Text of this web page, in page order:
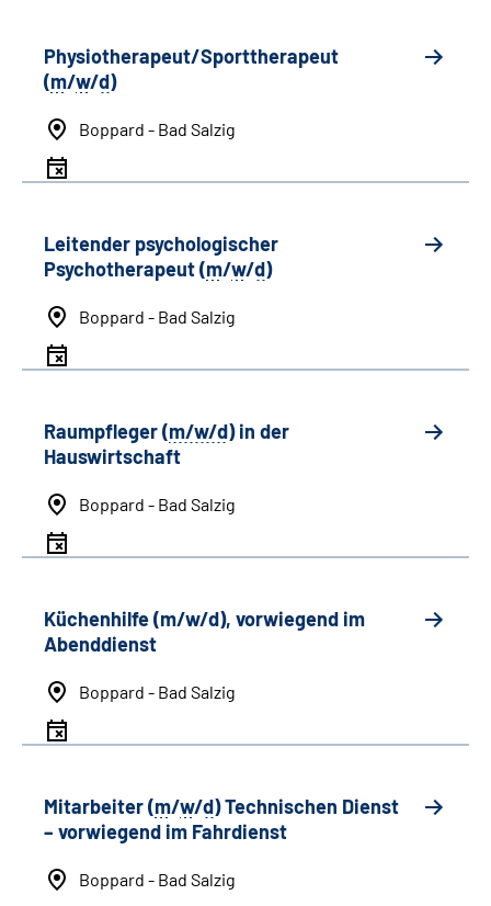
Physiotherapeut/Sporttherapeut
(m/w/d)
Boppard - Bad Salzig
Leitender psychologischer
Psychotherapeut (m/w/d)
Boppard - Bad Salzig
Raumpfleger (m/w/d) in der
Hauswirtschaft
Boppard - Bad Salzig
Küchenhilfe (m/w/d), vorwiegend im
Abenddienst
Boppard - Bad Salzig
Mitarbeiter (m/w/d) Technischen Dienst
– vorwiegend im Fahrdienst
Boppard - Bad Salzig